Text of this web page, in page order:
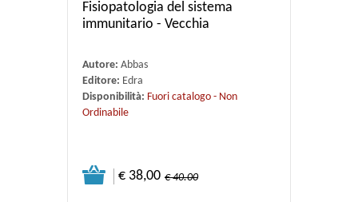
Fisiopatologia del sistema
immunitario - Vecchia
Autore: Abbas
Editore: Edra
Disponibilità: Fuori catalogo - Non
Ordinabile
€ 38,00 € 40.00